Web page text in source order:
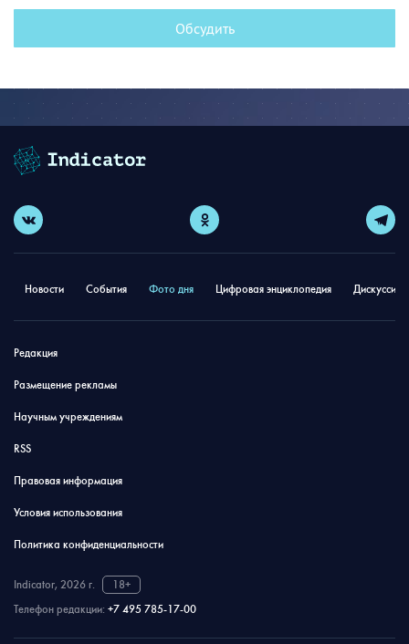
Обсудить
Новости События Фото дня Цифровая энциклопедия
Редакция
Размещение рекламы
Научным учреждениям
RSS
Правовая информация
Условия использования
Политика конфиденциальности
Indicator, 2026 г.
18+
Телефон редакции: +7 495 785-17-00